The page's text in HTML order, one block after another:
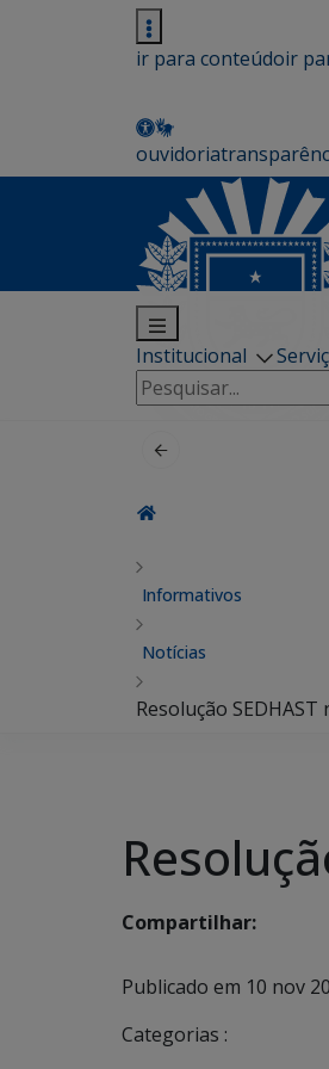
ir para conteúdoir
ouvidoria
Institucional
Pesquisar
por:
Informativos
Notícias
Resolução SEDHAST
Compartilhar:
Publicado em 10 nov
Categorias :